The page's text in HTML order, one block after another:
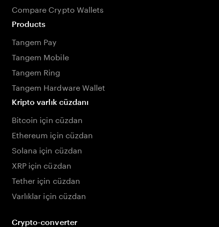
Compare Crypto Wallets
Products
Tangem Pay
Tangem Mobile
Tangem Ring
Tangem Hardware Wallet
Kripto varlık cüzdanı
Bitcoin için cüzdan
Ethereum için cüzdan
Solana için cüzdan
XRP için cüzdan
Tether için cüzdan
Varlıklar için cüzdan
Crypto-converter